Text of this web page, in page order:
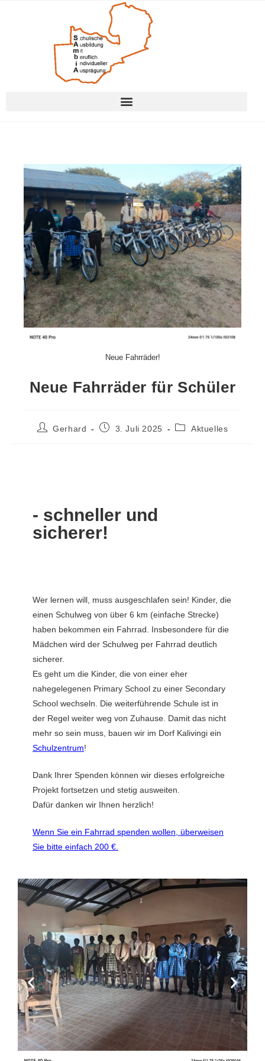
Neue Fahrräder!
Neue Fahrräder für Schüler
Gerhard 3. Juli 2025 Aktuelles
- schneller und
sicherer!
Wer lernen will, muss ausgeschlafen sein! Kinder, die
einen Schulweg von über 6 km (einfache Strecke)
haben bekommen ein Fahrrad. Insbesondere für die
Mädchen wird der Schulweg per Fahrrad deutlich
sicherer.
Es geht um die Kinder, die von einer eher
nahegelegenen Primary School zu einer Secondary
School wechseln. Die weiterführende Schule ist in
der Regel weiter weg von Zuhause. Damit das nicht
mehr so sein muss, bauen wir im Dorf Kalivingi ein
Schulzentrum!
Dank Ihrer Spenden können wir dieses erfolgreiche
Projekt fortsetzen und stetig ausweiten.
Dafür danken wir Ihnen herzlich!
Wenn Sie ein Fahrrad spenden wollen, überweisen
Sie bitte einfach 200 €.